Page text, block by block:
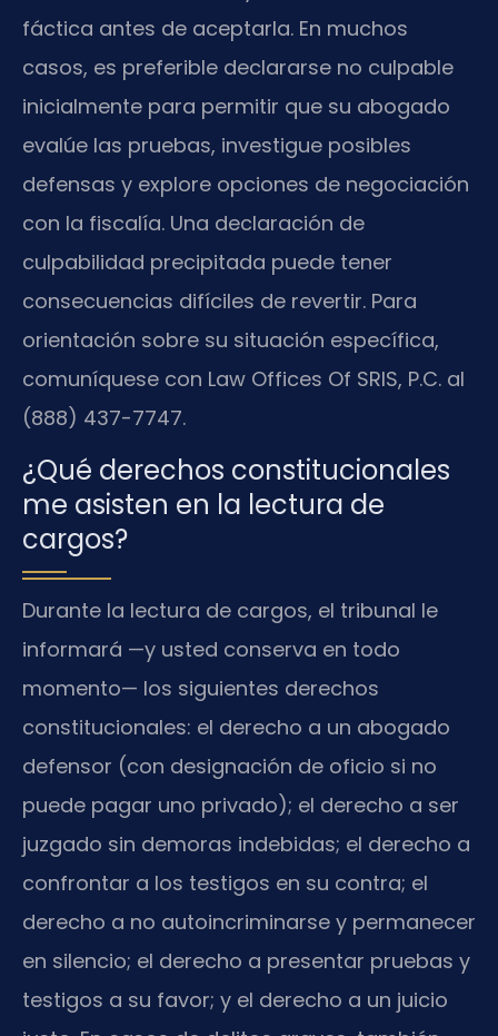
fáctica antes de aceptarla. En muchos
casos, es preferible declararse no culpable
inicialmente para permitir que su abogado
evalúe las pruebas, investigue posibles
defensas y explore opciones de negociación
con la fiscalía. Una declaración de
culpabilidad precipitada puede tener
consecuencias difíciles de revertir. Para
orientación sobre su situación específica,
comuníquese con Law Offices Of SRIS, P.C. al
(888) 437-7747.
¿Qué derechos constitucionales
me asisten en la lectura de
cargos?
Durante la lectura de cargos, el tribunal le
informará —y usted conserva en todo
momento— los siguientes derechos
constitucionales: el derecho a un abogado
defensor (con designación de oficio si no
puede pagar uno privado); el derecho a ser
juzgado sin demoras indebidas; el derecho a
confrontar a los testigos en su contra; el
derecho a no autoincriminarse y permanecer
en silencio; el derecho a presentar pruebas y
testigos a su favor; y el derecho a un juicio